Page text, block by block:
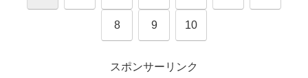
8 9 10
スポンサーリンク